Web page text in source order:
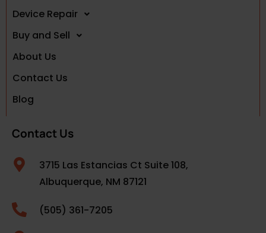
Device Repair
Buy and Sell
About Us
Contact Us
Blog
Contact Us
3715 Las Estancias Ct Suite 108,
Albuquerque, NM 87121
(505) 361-7205